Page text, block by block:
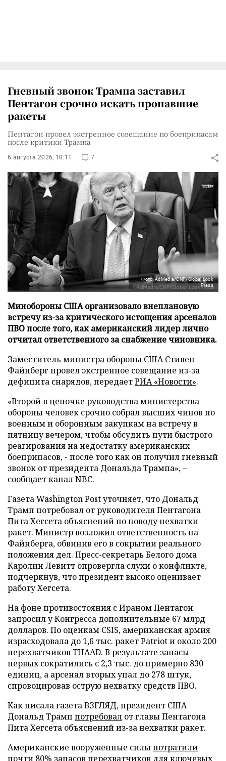
Гневный звонок Трампа заставил
Пентагон срочно искать пропавшие
ракеты
Пентагон провел экстренное совещание по боеприпасам
после критики Трампа
6 августа 2026, 10:11 7
Фото: AdMedia/CNP/Global Look
Press
Минобороны США организовало внеплановую
встречу из-за критического истощения арсеналов
ПВО после того, как американский лидер лично
отчитал ответственного за снабжение чиновника.
Заместитель министра обороны США Стивен
Файнберг провел экстренное совещание из-за
дефицита снарядов, передаетРИА «Новости».
«Второй в цепочке руководства министерства
обороны человек срочно собрал высших чинов по
военным и оборонным закупкам на встречу в
пятницу вечером, чтобы обсудить пути быстрого
реагирования на недостатку американских
боеприпасов, - после того как он получил гневный
звонок от президента Дональда Трампа», –
сообщает канал NBC.
Газета Washington Post уточняет, что Дональд
Трамп потребовал от руководителя Пентагона
Пита Хегсета объяснений по поводу нехватки
ракет. Министр возложил ответственность на
Файнберга, обвинив его в сокрытии реального
положения дел. Пресс-секретарь Белого дома
Каролин Левитт опровергла слухи о конфликте,
подчеркнув, что президент высоко оценивает
работу Хегсета.
На фоне противостояния с Ираном Пентагон
запросил у Конгресса дополнительные 67 млрд
долларов. По оценкам CSIS, американская армия
израсходовала до 1,6 тыс. ракет Patriot и около 200
перехватчиков THAAD. В результате запасы
первых сократились с 2,3 тыс. до примерно 830
единиц, а арсенал вторых упал до 278 штук,
спровоцировав острую нехватку средств ПВО.
Как писала газета ВЗГЛЯД, президент США
Дональд Трамп потребовал от главы Пентагона
Пита Хегсета объяснений из-за нехватки ракет.
Американские вооруженные силыпотратили
почти 80% запасов перехватчиков для ключевых